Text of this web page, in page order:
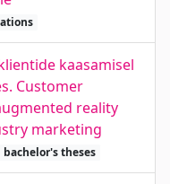
kaasamisel
Customer
reality
marketing
bachelor's theses